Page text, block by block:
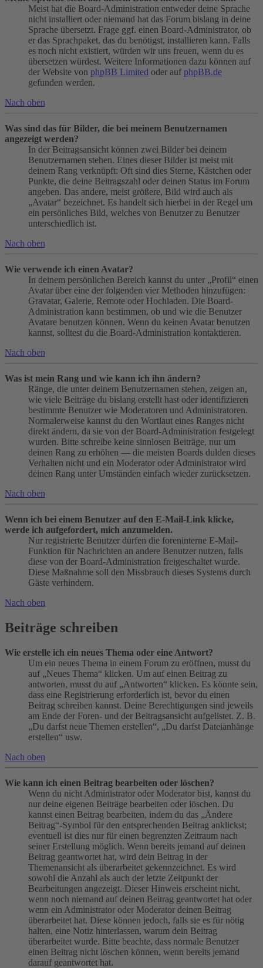
Meist hat die Board-Administration entweder deine Sprache
nicht installiert oder niemand hat das Forum bislang in deine
Sprache übersetzt. Frage ggf. einen Board-Administrator, ob
er das Sprachpaket, das du benötigst, installieren kann. Falls
es noch nicht existiert, würden wir uns freuen, wenn du es
übersetzen würdest. Weitere Informationen dazu können auf
der Website von phpBB Limited oder auf phpBB.de
gefunden werden.
Nach oben
Was sind das für Bilder, die bei meinem Benutzernamen
angezeigt werden?
In der Beitragsansicht können zwei Bilder bei deinem
Benutzernamen stehen. Eines dieser Bilder ist meist mit
deinem Rang verknüpft: Oft sind dies Sterne, Kästchen oder
Punkte, die deine Beitragszahl oder deinen Status im Forum
angeben. Das andere, meist größere, Bild wird auch als
„Avatar“ bezeichnet. Es handelt sich hierbei in der Regel um
ein persönliches Bild, welches von Benutzer zu Benutzer
unterschiedlich ist.
Nach oben
Wie verwende ich einen Avatar?
In deinem persönlichen Bereich kannst du unter „Profil“ einen
Avatar über eine der folgenden vier Methoden hinzufügen:
Gravatar, Galerie, Remote oder Hochladen. Die Board-
Administration kann bestimmen, ob und wie die Benutzer
Avatare benutzen können. Wenn du keinen Avatar benutzen
kannst, solltest du die Board-Administration kontaktieren.
Nach oben
Was ist mein Rang und wie kann ich ihn ändern?
Ränge, die unter deinem Benutzernamen stehen, zeigen an,
wie viele Beiträge du bislang erstellt hast oder identifizieren
bestimmte Benutzer wie Moderatoren und Administratoren.
Normalerweise kannst du den Wortlaut eines Ranges nicht
direkt ändern, da sie von der Board-Administration festgelegt
wurden. Bitte schreibe keine sinnlosen Beiträge, nur um
deinen Rang zu erhöhen — die meisten Boards dulden dieses
Verhalten nicht und ein Moderator oder Administrator wird
deinen Rang unter Umständen einfach wieder zurücksetzen.
Nach oben
Wenn ich bei einem Benutzer auf den E-Mail-Link klicke,
werde ich aufgefordert, mich anzumelden.
Nur registrierte Benutzer dürfen die foreninterne E-Mail-
Funktion für Nachrichten an andere Benutzer nutzen, falls
diese von der Board-Administration freigeschaltet wurde.
Diese Maßnahme soll den Missbrauch dieses Systems durch
Gäste verhindern.
Nach oben
Beiträge schreiben
Wie erstelle ich ein neues Thema oder eine Antwort?
Um ein neues Thema in einem Forum zu eröffnen, musst du
auf „Neues Thema“ klicken. Um auf einen Beitrag zu
antworten, musst du auf „Antworten“ klicken. Es könnte sein,
dass eine Registrierung erforderlich ist, bevor du einen
Beitrag schreiben kannst. Deine Berechtigungen sind jeweils
am Ende der Foren- und der Beitragsansicht aufgelistet. Z. B.
„Du darfst neue Themen erstellen“, „Du darfst Dateianhänge
erstellen“ usw.
Nach oben
Wie kann ich einen Beitrag bearbeiten oder löschen?
Wenn du nicht Administrator oder Moderator bist, kannst du
nur deine eigenen Beiträge bearbeiten oder löschen. Du
kannst einen Beitrag bearbeiten, indem du das „Ändere
Beitrag“-Symbol für den entsprechenden Beitrag anklickst;
eventuell ist dies nur für einen begrenzten Zeitraum nach
seiner Erstellung möglich. Wenn bereits jemand auf deinen
Beitrag geantwortet hat, wird dein Beitrag in der
Themenansicht als überarbeitet gekennzeichnet. Es wird
sowohl die Anzahl als auch der letzte Zeitpunkt der
Bearbeitungen angezeigt. Dieser Hinweis erscheint nicht,
wenn noch niemand auf deinen Beitrag geantwortet hat oder
wenn ein Administrator oder Moderator deinen Beitrag
überarbeitet hat. Diese können jedoch, falls sie es für nötig
halten, eine Notiz hinterlassen, warum dein Beitrag
überarbeitet wurde. Bitte beachte, dass normale Benutzer
einen Beitrag nicht löschen können, wenn bereits jemand
darauf geantwortet hat.